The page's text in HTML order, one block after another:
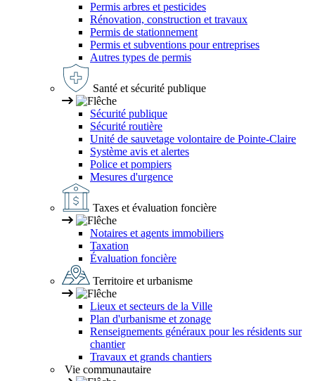
Permis arbres et pesticides
Rénovation, construction et travaux
Permis de stationnement
Permis et subventions pour entreprises
Autres types de permis
Santé et sécurité publique
Sécurité publique
Sécurité routière
Unité de sauvetage volontaire de Pointe-Claire
Système avis et alertes
Police et pompiers
Mesures d'urgence
Taxes et évaluation foncière
Notaires et agents immobiliers
Taxation
Évaluation foncière
Territoire et urbanisme
Lieux et secteurs de la Ville
Plan d'urbanisme et zonage
Renseignements généraux pour les résidents sur
chantier
Travaux et grands chantiers
Vie communautaire